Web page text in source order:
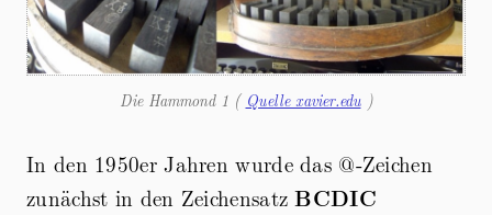
Die Hammond 1 ( Quelle xavier.edu)
In den 1950er Jahren wurde das @-Zeichen
zunächst in den ZeichensatzBCDIC